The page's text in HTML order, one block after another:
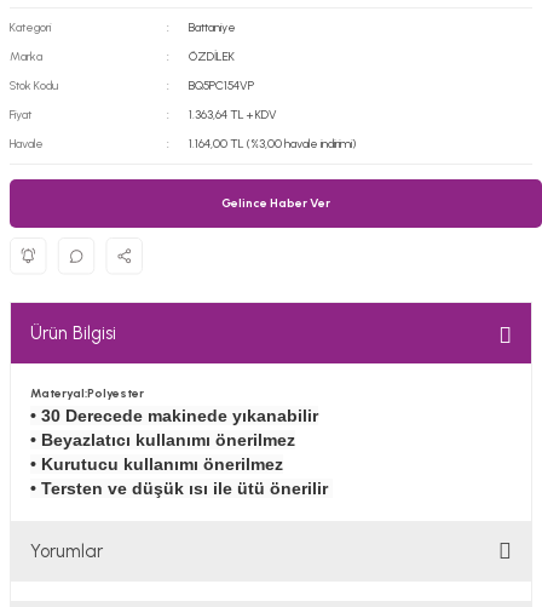
Kategori
Battaniye
Marka
ÖZDİLEK
Stok Kodu
BQ5PC154VP
Fiyat
1.363,64 TL + KDV
Havale
1.164,00 TL (%3,00 havale indirimi)
Gelince Haber Ver
Ürün Bilgisi
Materyal:Polyester
• 30 Derecede makinede yıkanabilir
• Beyazlatıcı kullanımı önerilmez
• Kurutucu kullanımı önerilmez
• Tersten ve düşük ısı ile ütü önerilir
Yorumlar